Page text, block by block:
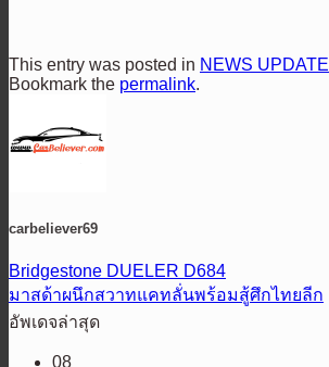
This entry was posted in NEWS UPDATE
Bookmark the permalink.
carbeliever69
Bridgestone DUELER D684
มาสด้าผนึกสวาทแคทลั่นพร้อมสู้ศึกไทยลีก
อัพเดจล่าสุด
08